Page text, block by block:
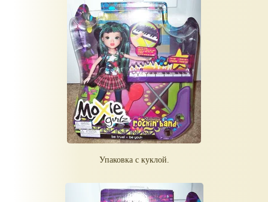
Упаковка с куклой.